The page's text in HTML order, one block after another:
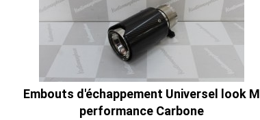
Embouts d'échappement Universel look M
performance Carbone